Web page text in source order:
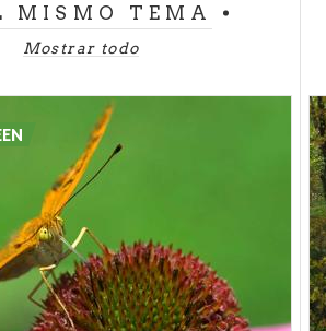
MISMO TEMA
Mostrar todo